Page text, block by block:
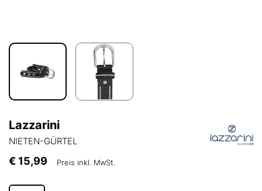
Lazzarini
NIETEN-GÜRTEL
€ 15,99 Preis inkl. MwSt.